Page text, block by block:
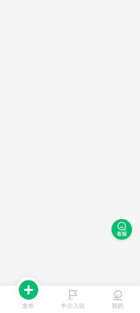
发布 中介入驻 我的